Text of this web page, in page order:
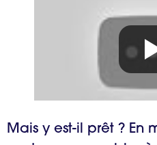
Mais y est-il prêt ? En